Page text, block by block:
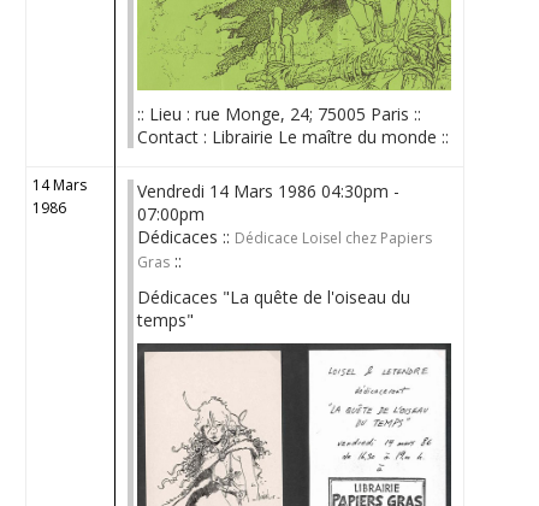
:: Lieu : rue Monge, 24; 75005 Paris ::
Contact : Librairie Le maître du monde ::
14 Mars
1986
Vendredi 14 Mars 1986 04:30pm -
07:00pm
Dédicaces :: Dédicace Loisel chez Papiers
Gras ::
Dédicaces "La quête de l'oiseau du
temps"